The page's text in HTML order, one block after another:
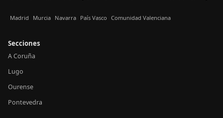
Madrid Murcia Navarra País Vasco Comunidad Valenciana
Secciones
A Coruña
Lugo
Ourense
Pontevedra